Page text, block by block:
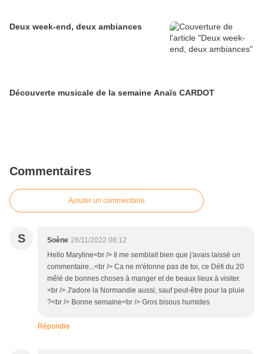
Deux week-end, deux ambiances
Découverte musicale de la semaine Anaïs CARDOT
Commentaires
Ajouter un commentaire
S Soène 28/11/2022 08:12
Hello Maryline<br /> Il me semblait bien que j'avais laissé un
commentaire...<br /> Ca ne m'étonne pas de toi, ce Défi du 20
mêlé de bonnes choses à manger et de beaux lieux à visiter.
<br /> J'adore la Normandie aussi, sauf peut-être pour la pluie
?<br /> Bonne semaine<br /> Gros bisous humides
Répondre